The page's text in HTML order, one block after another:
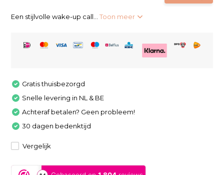
Een stijlvolle wake-up call...Toon meer
Gratis thuisbezorgd
Snelle levering in NL & BE
Achteraf betalen? Geen probleem!
30 dagen bedenktijd
Vergelijk